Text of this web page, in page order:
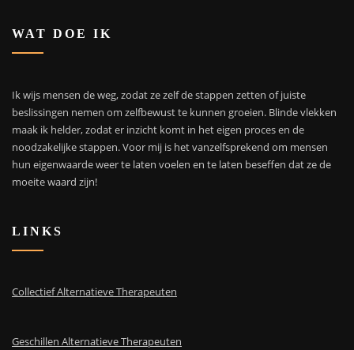
WAT DOE IK
Ik wijs mensen de weg, zodat ze zelf de stappen zetten of juiste
beslissingen nemen om zelfbewust te kunnen groeien. Blinde vlekken
maak ik helder, zodat er inzicht komt in het eigen proces en de
noodzakelijke stappen. Voor mij is het vanzelfsprekend om mensen
hun eigenwaarde weer te laten voelen en te laten beseffen dat ze de
moeite waard zijn!
LINKS
Collectief Alternatieve Therapeuten
Geschillen Alternatieve Therapeuten